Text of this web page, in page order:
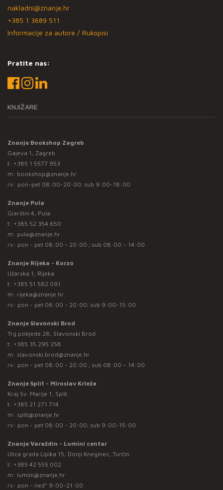
nakladni@znanje.hr
+385 1 3689 511
Informacije za autore / Rukopisi
Pratite nas:
KNJIŽARE
Znanje Bookshop Zagreb
Gajeva 1, Zagreb
t: +385 1 5577 953
m: bookshop@znanje.hr
rv: pon-pet 08:00-20:00; sub 9:00-18:00
Znanje Pula
Giardini 4, Pula
t: +385 52 354 650
m: pula@znanje.hr
rv: pon - pet 08:00 - 20:00 ; sub 08:00 – 14:00
Znanje Rijeka - Korzo
Užarska 1, Rijeka
t: +385 51 582 091
m: rijeka@znanje.hr
rv: pon - pet 08:00 - 20:00; sub 9:00-15:00
Znanje Slavonski Brod
Trg pobjede 28, Slavonski Brod
t: +385 35 295 258
m: slavonski.brod@znanje.hr
rv: pon - pet 08:00 - 20:00 ; sub 08:00 – 14:00
Znanje Split - Miroslav Krleža
Kraj Sv. Marije 1, Split
t: +385 21 271 714
m: split@znanje.hr
rv: pon - pet 08:00 - 20:00; sub 9:00-15:00
Znanje Varaždin - Lumini centar
Ulica grada Lipika 15, Donji Kneginec, Turčin
t: +385 42 555 002
m: lumini@znanje.hr
rv: pon - ned* 9:00-21:00